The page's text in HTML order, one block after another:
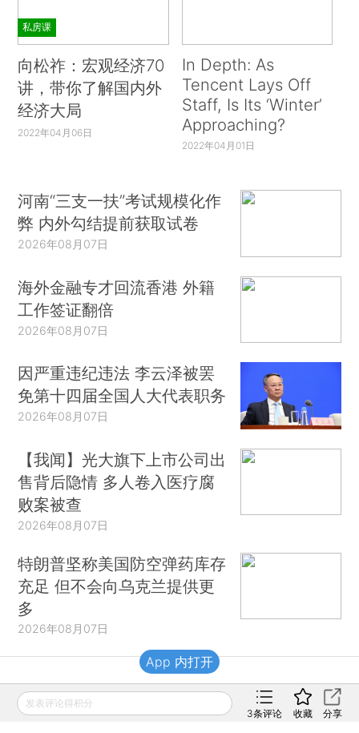
私房课
向松祚：宏观经济70
讲，带你了解国内外
经济大局
2022年04月06日
In Depth: As
Tencent Lays Off
Staff, Is Its ‘Winter’
Approaching?
2022年04月01日
河南“三支一扶”考试规模化作
弊 内外勾结提前获取试卷
2026年08月07日
海外金融专才回流香港 外籍
工作签证翻倍
2026年08月07日
因严重违纪违法 李云泽被罢
免第十四届全国人大代表职务
2026年08月07日
【我闻】光大旗下上市公司出
售背后隐情 多人卷入医疗腐
败案被查
2026年08月07日
特朗普坚称美国防空弹药库存
充足 但不会向乌克兰提供更
多
2026年08月07日
财新移动
发表评论得积分
3条评论 收藏 分享
App 内打开